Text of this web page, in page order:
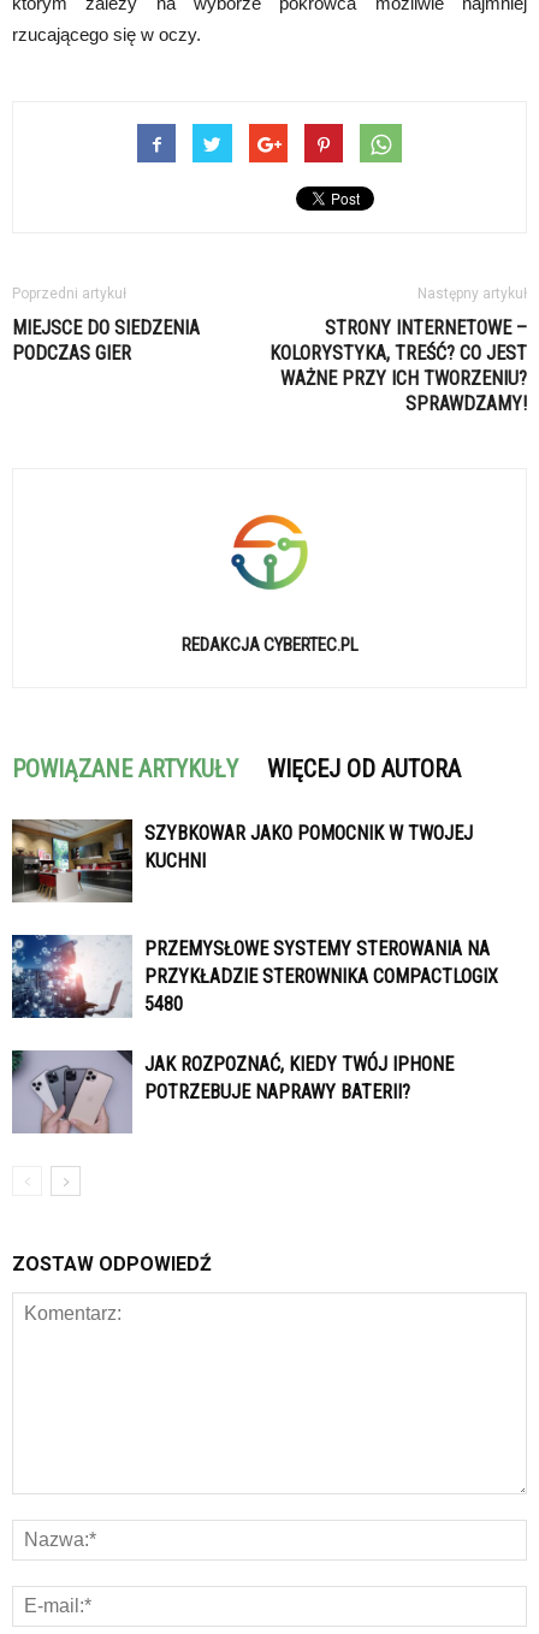
rzucającego się w oczy.
Poprzedni artykuł
MIEJSCE DO SIEDZENIA
PODCZAS GIER
Następny artykuł
STRONY INTERNETOWE –
KOLORYSTYKA, TREŚĆ? CO JEST
WAŻNE PRZY ICH TWORZENIU?
SPRAWDZAMY!
REDAKCJA CYBERTEC.PL
POWIĄZANE ARTYKUŁY WIĘCEJ OD AUTORA
SZYBKOWAR JAKO POMOCNIK W TWOJEJ
KUCHNI
PRZEMYSŁOWE SYSTEMY STEROWANIA NA
PRZYKŁADZIE STEROWNIKA COMPACTLOGIX
5480
JAK ROZPOZNAĆ, KIEDY TWÓJ IPHONE
POTRZEBUJE NAPRAWY BATERII?
ZOSTAW ODPOWIEDŹ